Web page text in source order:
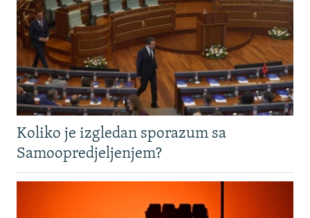
Koliko je izgledan sporazum sa
Samoopredjeljenjem?